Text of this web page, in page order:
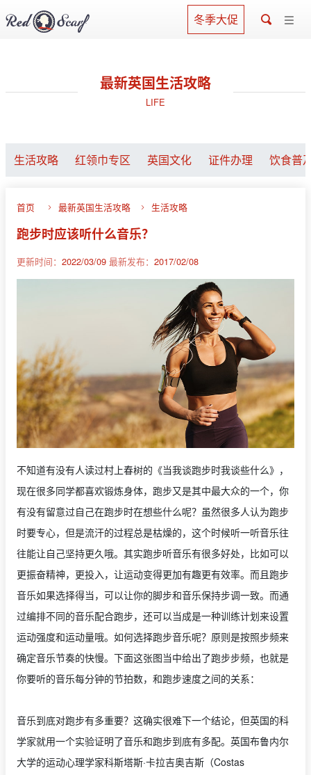
冬季大促
最新英国生活攻略
LIFE
生活攻略 红领巾专区 英国文化 证件办理 饮食普
首页 最新英国生活攻略 生活攻略
跑步时应该听什么音乐？
更新时间： 2022/03/09 最新发布： 2017/02/08
不知道有没有人读过村上春树的《当我谈跑步时我谈些什么》，
现在很多同学都喜欢锻炼身体，跑步又是其中最大众的一个，你
有没有留意过自己在跑步时在想些什么呢？虽然很多人认为跑步
时要专心，但是流汗的过程总是枯燥的，这个时候听一听音乐往
往能让自己坚持更久哦。其实跑步听音乐有很多好处，比如可以
更振奋精神，更投入，让运动变得更加有趣更有效率。而且跑步
音乐如果选择得当，可以让你的脚步和音乐保持步调一致。而通
过编排不同的音乐配合跑步，还可以当成是一种训练计划来设置
运动强度和运动量哦。如何选择跑步音乐呢？原则是按照步频来
确定音乐节奏的快慢。下面这张图当中给出了跑步步频，也就是
你要听的音乐每分钟的节拍数，和跑步速度之间的关系：
音乐到底对跑步有多重要？这确实很难下一个结论，但英国的科
学家就用一个实验证明了音乐和跑步到底有多配。英国布鲁内尔
大学的运动心理学家科斯塔斯·卡拉吉奥吉斯（Costas